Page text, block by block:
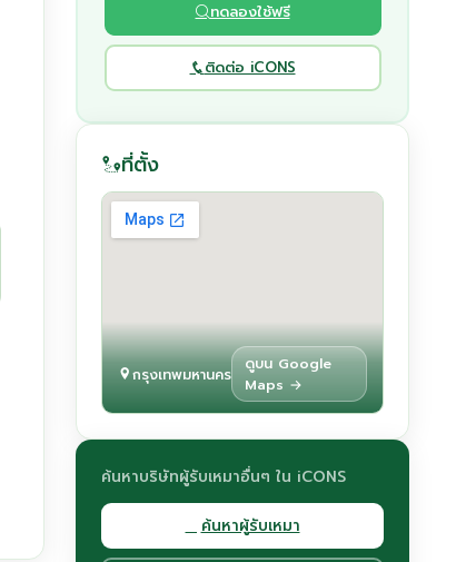
ทดลองใช้ฟรี
ติดต่อ iCONS
ที่ตั้ง
กรุงเทพมหานคร
ดูบน Google
Maps →
ค้นหาบริษัทผู้รับเหมาอื่นๆ ใน iCONS
ค้นหาผู้รับเหมา